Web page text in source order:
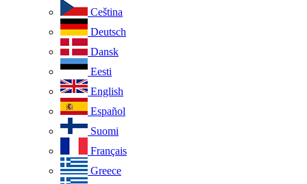
Ceština
Deutsch
Dansk
Eesti
English
Español
Suomi
Français
Greece